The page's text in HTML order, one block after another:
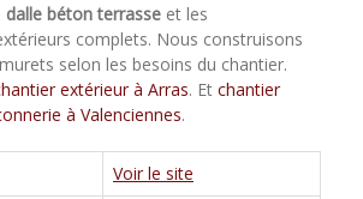
dalle béton terrasse et les
complets. Nous construisons
selon les besoins du chantier.
extérieur à Arras. Et chantier
à Valenciennes.
Voir le site